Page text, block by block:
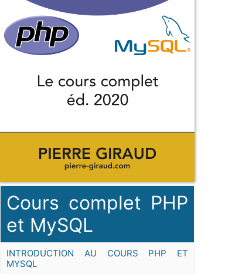
Cours complet PHP
et MySQL
INTRODUCTION AU COURS PHP ET
MYSQL